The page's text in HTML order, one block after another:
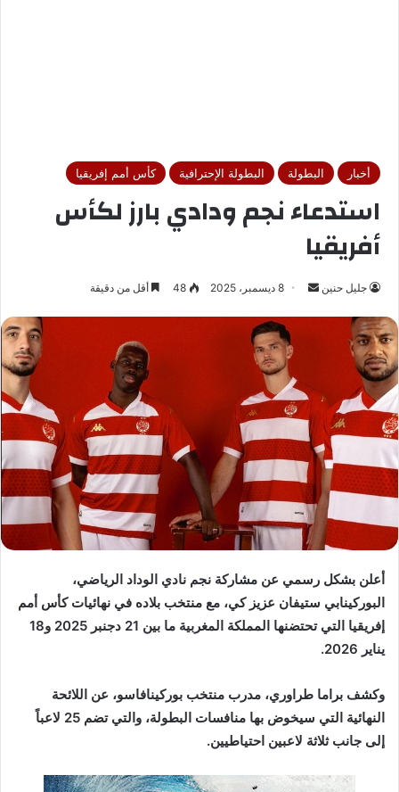
أخبار البطولة البطولة الإحترافية كأس أمم إفريقيا
استدعاء نجم ودادي بارز لكأس
أفريقيا
جليل حنين
ر
ا
إ
ل
ك
ت
و
ن
ي
8 ديسمبر، 2025 48 أقل من دقيقة
أعلن بشكل رسمي عن مشاركة نجم نادي الوداد الرياضي،
البوركينابي ستيفان عزيز كي، مع منتخب بلاده في نهائيات كأس أمم
إفريقيا التي تحتضنها المملكة المغربية ما بين 21 دجنبر 2025 و18
يناير 2026.
وكشف براما طراوري، مدرب منتخب بوركينافاسو، عن اللائحة
النهائية التي سيخوض بها منافسات البطولة، والتي تضم 25 لاعباً
إلى جانب ثلاثة لاعبين احتياطيين.